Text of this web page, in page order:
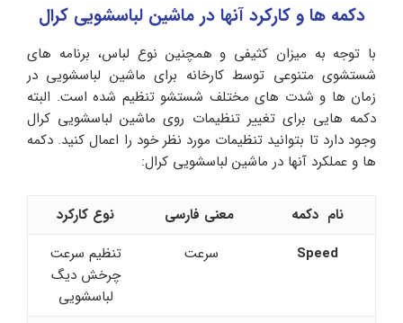
دکمه ها و کارکرد آنها در ماشین لباسشویی کرال
با توجه به میزان کثیفی و همچنین نوع لباس، برنامه های
شستشوی متنوعی توسط کارخانه برای ماشین لباسشویی در
زمان ها و شدت های مختلف شستشو تنظیم شده است. البته
دکمه هایی برای تغییر تنظیمات روی ماشین لباسشویی کرال
وجود دارد تا بتوانید تنظیمات مورد نظر خود را اعمال کنید. دکمه
ها و عملکرد آنها در ماشین لباسشویی کرال:
نام دکمه معنی فارسی
نوع کارکرد
Speed
سرعت
تنظیم سرعت
چرخش دیگ
لباسشویی